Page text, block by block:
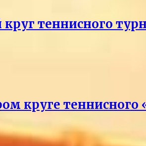
теннисного
круге